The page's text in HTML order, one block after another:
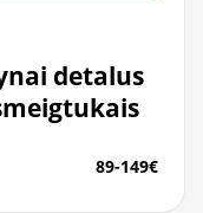
detalus
89-149€